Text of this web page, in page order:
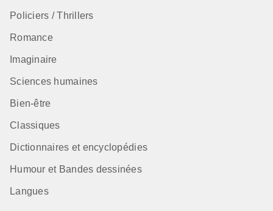
Policiers / Thrillers
Romance
Imaginaire
Sciences humaines
Bien-être
Classiques
Dictionnaires et encyclopédies
Humour et Bandes dessinées
Langues